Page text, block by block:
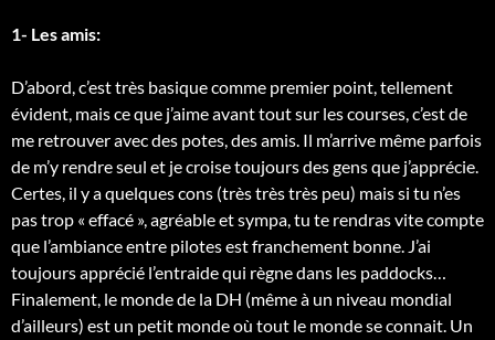
1- Les amis:
D’abord, c’est très basique comme premier point, tellement
évident, mais ce que j’aime avant tout sur les courses, c’est de
me retrouver avec des potes, des amis. Il m’arrive même parfois
de m’y rendre seul et je croise toujours des gens que j’apprécie.
Certes, il y a quelques cons (très très très peu) mais si tu n’es
pas trop « effacé », agréable et sympa, tu te rendras vite compte
que l’ambiance entre pilotes est franchement bonne. J’ai
toujours apprécié l’entraide qui règne dans les paddocks…
Finalement, le monde de la DH (même à un niveau mondial
d’ailleurs) est un petit monde où tout le monde se connait. Un